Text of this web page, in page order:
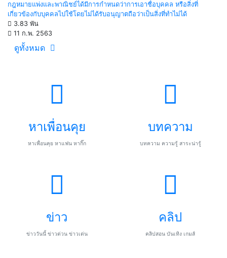
กฎหมายแพ่งและพาณิชย์ได้มีการกำหนดว่าการเอาชื่อบุคคล หรือสิ่งที่
เกี่ยวข้องกับบุคคลไปใช้โดยไม่ได้รับอนุญาตถือว่าเป็นสิ่งที่ทำไม่ได้
3.83 พัน
11 ก.พ. 2563
ดูทั้งหมด
หาเพื่อนคุย
หาเพื่อนคุย หาแฟน หากิ๊ก
บทความ
บทความ ความรู้ สาระน่ารู้
ข่าว
ข่าววันนี้ ข่าวด่วน ข่าวเด่น
คลิป
คลิปสอน บันเทิง เกมส์